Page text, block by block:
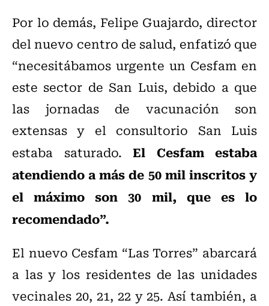
Por lo demás, Felipe Guajardo, director
del nuevo centro de salud, enfatizó que
“necesitábamos urgente un Cesfam en
este sector de San Luis, debido a que
las jornadas de vacunación son
extensas y el consultorio San Luis
estaba saturado. El Cesfam estaba
atendiendo a más de 50 mil inscritos y
el máximo son 30 mil, que es lo
recomendado”.
El nuevo Cesfam “Las Torres” abarcará
a las y los residentes de las unidades
vecinales 20, 21, 22 y 25. Así también, a